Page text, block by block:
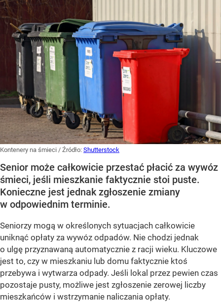
Kontenery na śmieci / Źródło: Shutterstock
Senior może całkowicie przestać płacić za wywóz
śmieci, jeśli mieszkanie faktycznie stoi puste.
Konieczne jest jednak zgłoszenie zmiany
w odpowiednim terminie.
Seniorzy mogą w określonych sytuacjach całkowicie
uniknąć opłaty za wywóz odpadów. Nie chodzi jednak
o ulgę przyznawaną automatycznie z racji wieku. Kluczowe
jest to, czy w mieszkaniu lub domu faktycznie ktoś
przebywa i wytwarza odpady. Jeśli lokal przez pewien czas
pozostaje pusty, możliwe jest zgłoszenie zerowej liczby
mieszkańców i wstrzymanie naliczania opłaty.